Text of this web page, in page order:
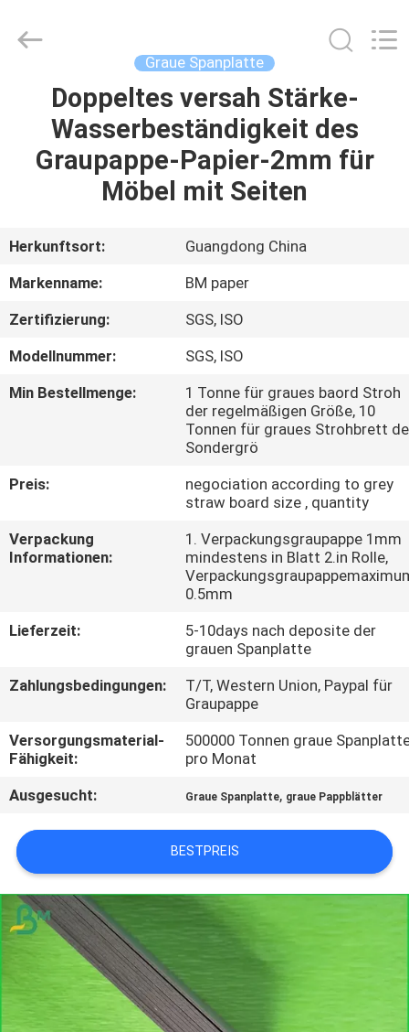
HAUSE
PRODUKTE
ÜBER
UNS
WERKSBESICHTIGUNG
QUALITÄTSKONTROLLE
MIT
NEUIGKEITEN
RECHTSSACHEN
SITEMAP
DATENSCHUTZRICHTLINIE
CO.,LTD.
Graue Spanplatte
Doppeltes versah Stärke-
Wasserbeständigkeit des
Graupappe-Papier-2mm für
Möbel mit Seiten
Herkunftsort:
Guangdong China
Markenname:
BM paper
Zertifizierung:
SGS, ISO
Modellnummer:
SGS, ISO
Min Bestellmenge:
1 Tonne für graues baord Stroh
der regelmäßigen Größe, 10
Tonnen für graues Strohbrett
Sondergrö
Preis:
negociation according to grey
straw board size , quantity
Verpackung
Informationen:
1. Verpackungsgraupappe 1mm
mindestens in Blatt 2.in Rolle,
0.5mm
Lieferzeit:
5-10days nach deposite der
grauen Spanplatte
Zahlungsbedingungen:
T/T, Western Union, Paypal für
Graupappe
Versorgungsmaterial-
Fähigkeit:
500000 Tonnen graue
pro Monat
Ausgesucht:
Graue Spanplatte, graue Pappblätter
BESTPREIS